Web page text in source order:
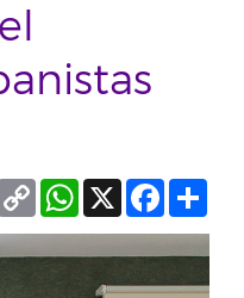
Facebook
X
WhatsApp
Copy
Link